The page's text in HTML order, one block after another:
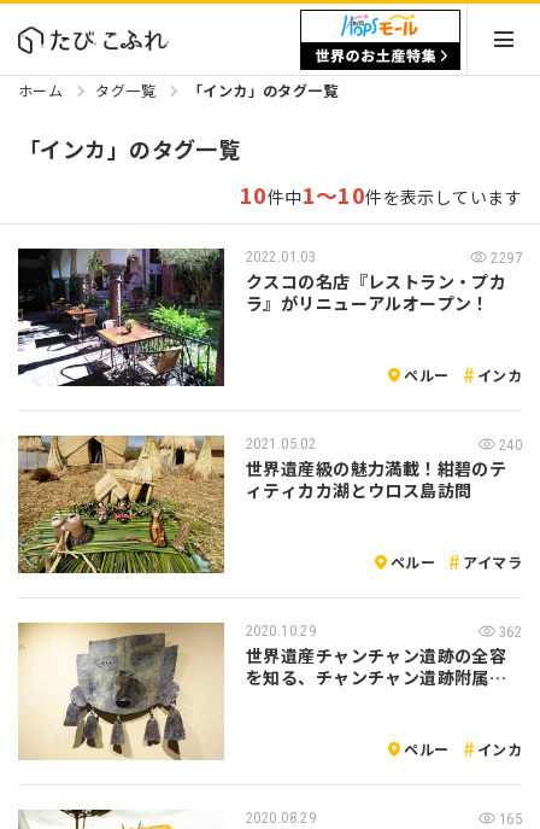
ホーム タグ一覧 「インカ」のタグ一覧
「インカ」のタグ一覧
10件中1～10件を表示しています
2022.01.03 2297
クスコの名店『レストラン・プカ
ラ』がリニューアルオープン！
ペルー インカ
2021.05.02 240
世界遺産級の魅力満載！紺碧のテ
ィティカカ湖とウロス島訪問
ペルー アイマラ
2020.10.29 362
世界遺産チャンチャン遺跡の全容
を知る、チャンチャン遺跡附属博
ペルー インカ
2020.08.29 165